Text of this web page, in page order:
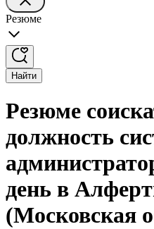
Резюме
Найти
Резюме
должность
день в
(Московская